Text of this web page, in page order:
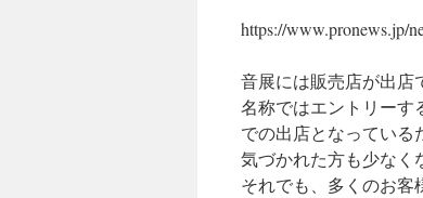
https://www.pronews.jp/
音展には販売店が出店
名称ではエントリーす
での出店となっている
気づかれた方も少なく
それでも、多くのお客